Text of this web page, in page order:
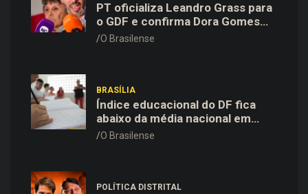
PT oficializa Leandro Grass para
o GDF e confirma Dora Gomes
como vice na chapa majoritária
O Brasilense
BRASÍLIA
Índice educacional do DF fica
abaixo da média nacional em
todas as etapas de ensino,
O Brasilense
POLÍTICA DISTRITAL